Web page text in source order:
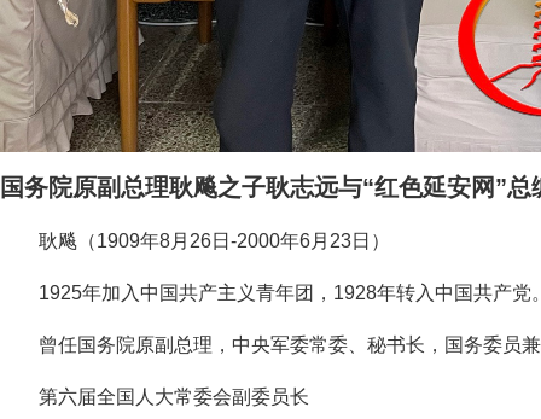
国务院原副总理耿飚之子耿志远与“红色延安网”
耿飚（1909年8月26日-2000年6月23日）
1925年加入中国共产主义青年团，1928年转入中国共产党
曾任国务院原副总理，中央军委常委、秘书长，国务委员
第六届全国人大常委会副委员长